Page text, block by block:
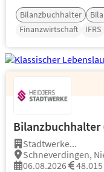
Bilanzbuchhalter
Finanzwirtschaft
IFRS
Stadtwerke...
Schneverdingen,
06.08.2026